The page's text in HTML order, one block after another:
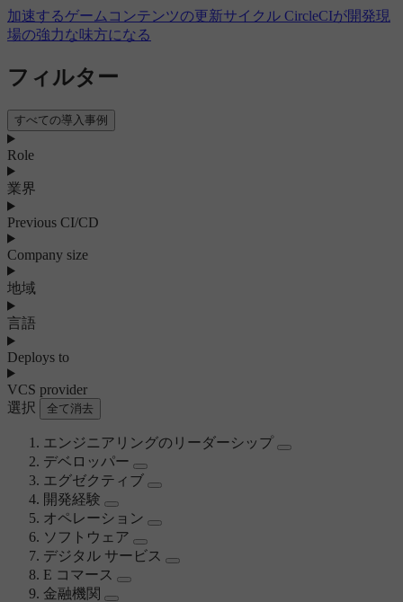
加速するゲームコンテンツの更新サイクル CircleCIが開発現
場の強力な味方になる
フィルター
すべての導入事例
Role
業界
Previous CI/CD
Company size
地域
言語
Deploys to
VCS provider
選択
全て消去
エンジニアリングのリーダーシップ
デベロッパー
エグゼクティブ
開発経験
オペレーション
ソフトウェア
デジタル サービス
E コマース
金融機関